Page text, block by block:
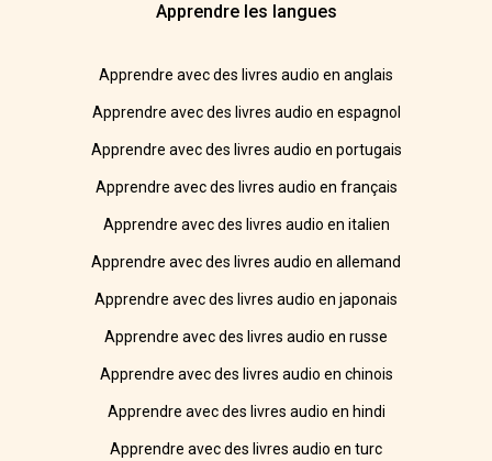
Apprendre les langues
Apprendre avec des livres audio en anglais
Apprendre avec des livres audio en espagnol
Apprendre avec des livres audio en portugais
Apprendre avec des livres audio en français
Apprendre avec des livres audio en italien
Apprendre avec des livres audio en allemand
Apprendre avec des livres audio en japonais
Apprendre avec des livres audio en russe
Apprendre avec des livres audio en chinois
Apprendre avec des livres audio en hindi
Apprendre avec des livres audio en turc